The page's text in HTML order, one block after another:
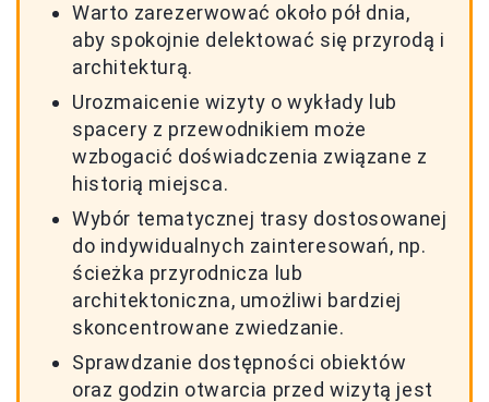
Warto zarezerwować około pół dnia,
aby spokojnie delektować się przyrodą i
architekturą.
Urozmaicenie wizyty o wykłady lub
spacery z przewodnikiem może
wzbogacić doświadczenia związane z
historią miejsca.
Wybór tematycznej trasy dostosowanej
do indywidualnych zainteresowań, np.
ścieżka przyrodnicza lub
architektoniczna, umożliwi bardziej
skoncentrowane zwiedzanie.
Sprawdzanie dostępności obiektów
oraz godzin otwarcia przed wizytą jest